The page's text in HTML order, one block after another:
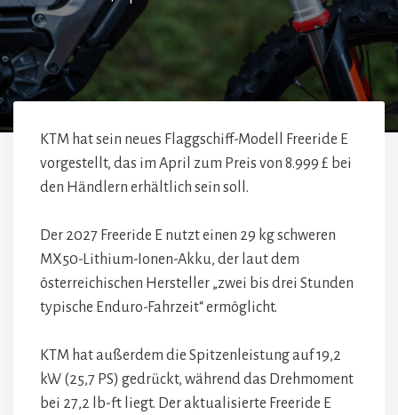
KTM hat sein neues Flaggschiff-Modell Freeride E
vorgestellt, das im April zum Preis von 8.999 £ bei
den Händlern erhältlich sein soll.
Der 2027 Freeride E nutzt einen 29 kg schweren
MX50-Lithium-Ionen-Akku, der laut dem
österreichischen Hersteller „zwei bis drei Stunden
typische Enduro-Fahrzeit“ ermöglicht.
KTM hat außerdem die Spitzenleistung auf 19,2
kW (25,7 PS) gedrückt, während das Drehmoment
bei 27,2 lb-ft liegt. Der aktualisierte Freeride E